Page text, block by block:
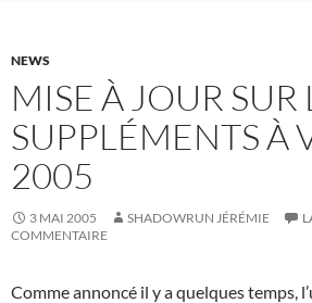
NEWS
MISE À JOUR SUR
SUPPLÉMENTS À
2005
3 MAI 2005 SHADOWRUN JÉRÉMIE
COMMENTAIRE
Comme annoncé il y a quelques temps,